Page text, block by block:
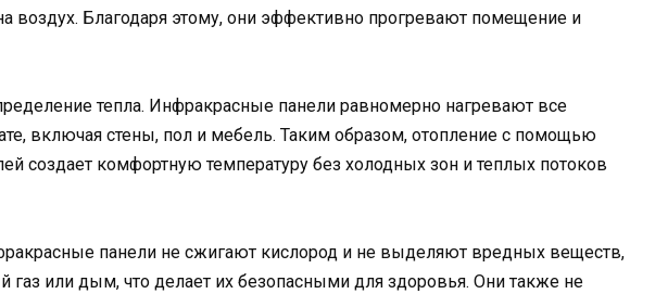
воздух. Благодаря этому, они эффективно прогревают помещение и
тепла. Инфракрасные панели равномерно нагревают все
включая стены, пол и мебель. Таким образом, отопление с помощью
создает комфортную температуру без холодных зон и теплых потоков
панели не сжигают кислород и не выделяют вредных веществ,
газ или дым, что делает их безопасными для здоровья. Они также не